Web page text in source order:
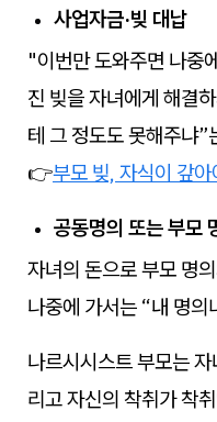
사업자금·빚 대납
"이번만 도와주면 나중
진 빚을 자녀에게 해결
테 그 정도도 못해주냐”
👉부모 빚, 자식이 갚
공동명의 또는 부모
자녀의 돈으로 부모 명
나중에 가서는 “내 명의
나르시시스트 부모는
리고 자신의 착취가 착